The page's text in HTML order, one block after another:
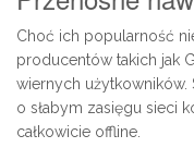
Choć ich popularność
producentów takich jak
wiernych
o słabym zasięgu sieci
całkowicie offline.